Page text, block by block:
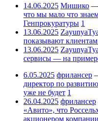
14.06.2025 Мишико
что мы мало что
Генпрокуратуры 1
13.06.2025
показывают
13.06.2025
сервисы — на
6.05.2025 фрилансер
директор по
уже не будет 1
26.04.2025 фрилансер
«Авито», что
акционером компании